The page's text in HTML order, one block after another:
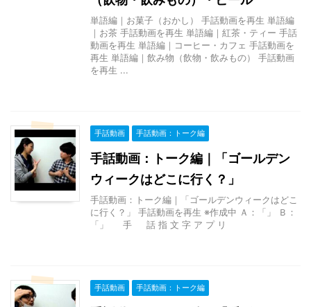
単語編｜お菓子（おかし） 手話動画を再生 単語編
｜お茶 手話動画を再生 単語編｜紅茶・ティー 手話
動画を再生 単語編｜コーヒー・カフェ 手話動画を
再生 単語編｜飲み物（飲物・飲みもの） 手話動画
を再生 ...
手話動画 手話動画：トーク編
手話動画：トーク編｜「ゴールデン
ウィークはどこに行く？」
手話動画：トーク編｜「ゴールデンウィークはどこ
に行く？」 手話動画を再生 ※作成中 Ａ：「」 Ｂ：
「」 手 話 指 文 字 ア プ リ
手話動画 手話動画：トーク編